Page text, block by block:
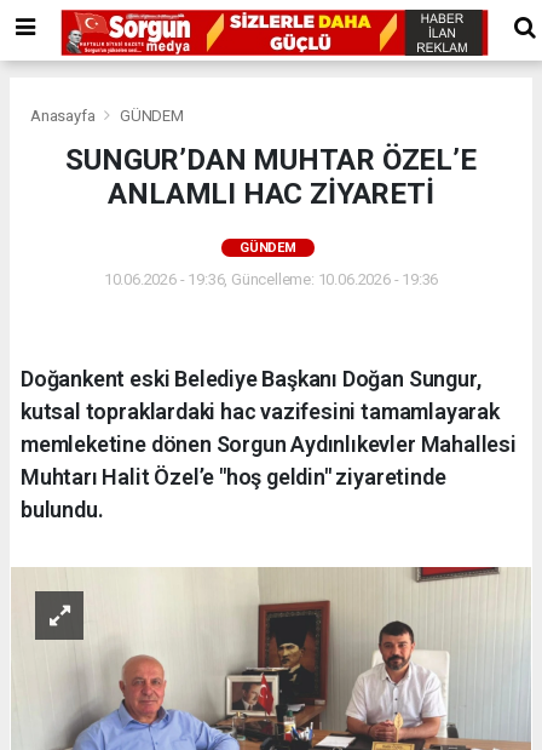
Anasayfa GÜNDEM
SUNGUR’DAN MUHTAR ÖZEL’E
ANLAMLI HAC ZİYARETİ
GÜNDEM
10.06.2026 - 19:36, Güncelleme: 10.06.2026 - 19:36
Doğankent eski Belediye Başkanı Doğan Sungur,
kutsal topraklardaki hac vazifesini tamamlayarak
memleketine dönen Sorgun Aydınlıkevler Mahallesi
Muhtarı Halit Özel’e "hoş geldin" ziyaretinde
bulundu.